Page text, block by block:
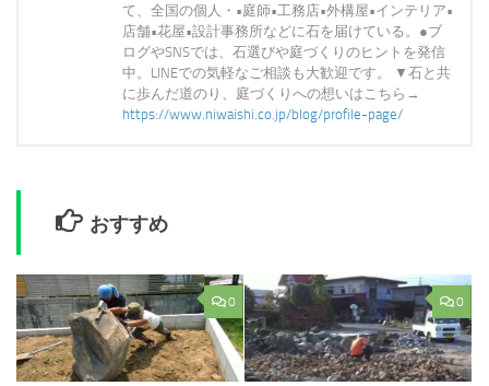
て、全国の個人・•庭師•工務店•外構屋•インテリア•
店舗•花屋•設計事務所などに石を届けている。●ブ
ログやSNSでは、石選びや庭づくりのヒントを発信
中。LINEでの気軽なご相談も大歓迎です。 ▼石と共
に歩んだ道のり、庭づくりへの想いはこちら→
https://www.niwaishi.co.jp/blog/profile-page/
おすすめ
0 0